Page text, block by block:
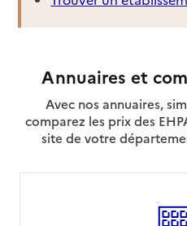
Annuaires et
Avec nos annuaires,
comparez les prix des
site de votre